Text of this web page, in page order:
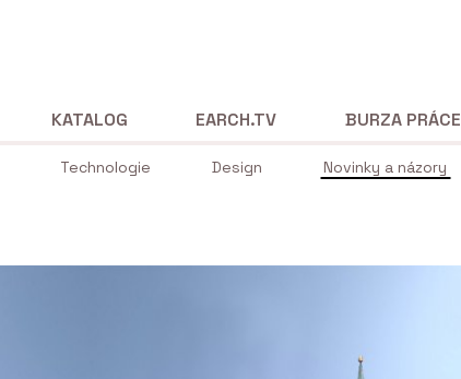
Technologie Design Novinky a názory
KATALOG EARCH.TV BURZA PRÁCE